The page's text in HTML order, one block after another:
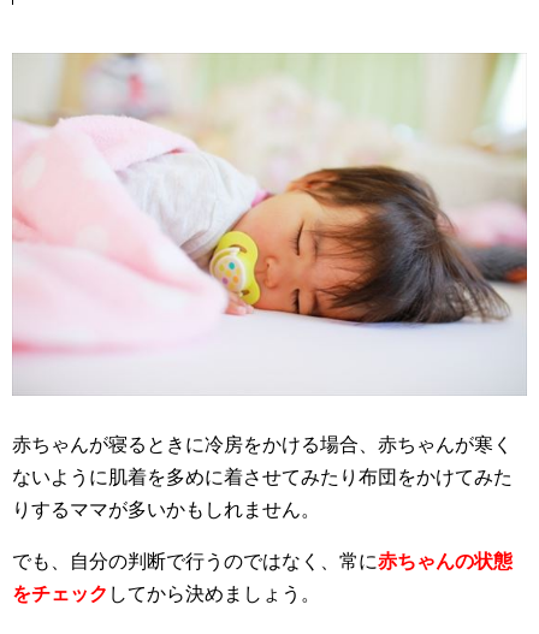
赤ちゃんが寝るときに冷房をかける場合、赤ちゃんが寒く
ないように肌着を多めに着させてみたり布団をかけてみた
りするママが多いかもしれません。
でも、自分の判断で行うのではなく、常に赤ちゃんの状態
をチェック してから決めましょう。